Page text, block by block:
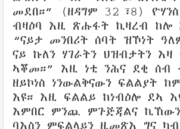
መደበ።” (ዘዳግም 32፣8)
ብዛዕባ እዚ ጽሑፋት ኪዛረብ ከሎ
“ናይታ መንበሪት ሰባት ዝኾነት
ናይ ኩለን ሃገራትን ህዝብታትን እዛ
ኣቖመ።” እዚ ነቲ ንሕና ደቂ ሰብ
ዘይኮነስ ነንውልቅናውን ፍልልያት
እዩ። እዚ ፍልልይ ከነብዕሎ ደኣ
እምበር ምንጪ ምጉጅጃልና ኪኸውን
ባእስን ምፍልላይን ዚመጽእ ግና